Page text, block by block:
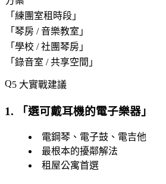
「 練團室租時段 」
「 琴房 / 音樂教室 」
「 學校 / 社團琴房 」
「 錄音室 / 共享空間 」
5 大實戰建議
1. 「選可戴耳機的電子樂器 」
電鋼琴、電子鼓、電吉他
最根本的擾鄰解法
租屋公寓首選